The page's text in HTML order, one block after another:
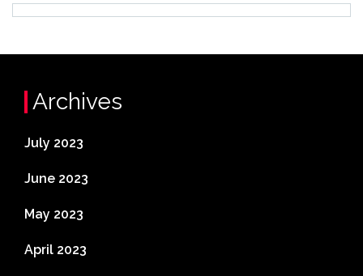
Archives
July 2023
June 2023
May 2023
April 2023